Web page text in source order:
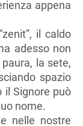
appena
il caldo
adesso non
la sete,
spazio
il Signore può
nome.
nelle nostre